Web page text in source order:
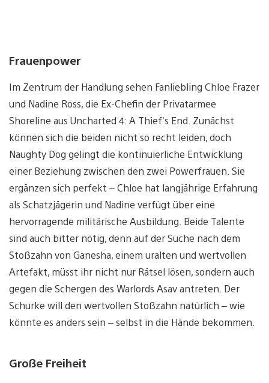
Frauenpower
Im Zentrum der Handlung sehen Fanliebling Chloe Frazer
und Nadine Ross, die Ex-Chefin der Privatarmee
Shoreline aus Uncharted 4: A Thief’s End. Zunächst
können sich die beiden nicht so recht leiden, doch
Naughty Dog gelingt die kontinuierliche Entwicklung
einer Beziehung zwischen den zwei Powerfrauen. Sie
ergänzen sich perfekt – Chloe hat langjährige Erfahrung
als Schatzjägerin und Nadine verfügt über eine
hervorragende militärische Ausbildung. Beide Talente
sind auch bitter nötig, denn auf der Suche nach dem
Stoßzahn von Ganesha, einem uralten und wertvollen
Artefakt, müsst ihr nicht nur Rätsel lösen, sondern auch
gegen die Schergen des Warlords Asav antreten. Der
Schurke will den wertvollen Stoßzahn natürlich – wie
könnte es anders sein – selbst in die Hände bekommen.
Große Freiheit